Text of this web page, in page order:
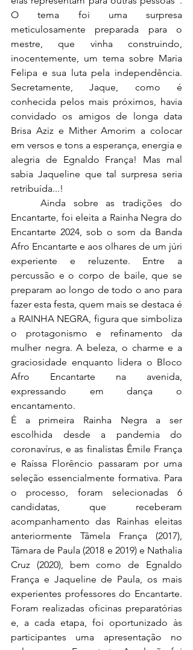
O tema foi uma surpresa
meticulosamente preparada para o
mestre, que vinha construindo,
inocentemente, um tema sobre Maria
Felipa e sua luta pela independência.
Secretamente, Jaque, como é
conhecida pelos mais próximos, havia
convidado os amigos de longa data
Brisa Aziz e Mither Amorim a colocar
em versos e tons a esperança, energia e
alegria de Egnaldo França! Mas mal
sabia Jaqueline que tal surpresa seria
retribuída...!
Encantarte, foi eleita a Rainha Negra do
Encantarte 2024, sob o som da Banda
Afro Encantarte e aos olhares de um júri
experiente e reluzente. Entre a
percussão e o corpo de baile, que se
preparam ao longo de todo o ano para
fazer esta festa, quem mais se destaca é
a RAINHA NEGRA, figura que simboliza
o protagonismo e refinamento da
mulher negra. A beleza, o charme e a
graciosidade enquanto lidera o Bloco
Afro Encantarte na avenida,
expressando em dança o
encantamento.
É a primeira Rainha Negra a ser
escolhida desde a pandemia do
coronavírus, e as finalistas Êmile França
e Raíssa Florêncio passaram por uma
seleção essencialmente formativa. Para
o processo, foram selecionadas 6
candidatas, que receberam
acompanhamento das Rainhas eleitas
anteriormente Tâmela França (2017),
Tâmara de Paula (2018 e 2019) e Nathalia
Cruz (2020), bem como de Egnaldo
França e Jaqueline de Paula, os mais
experientes professores do Encantarte.
Foram realizadas oficinas preparatórias
e, a cada etapa, foi oportunizado às
participantes uma apresentação no